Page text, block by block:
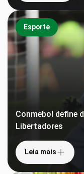
Esporte
Conmebol define
Libertadores
Leia mais